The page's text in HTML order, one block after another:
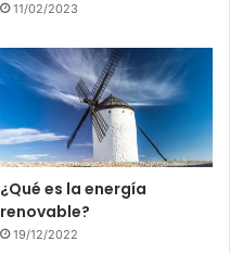
11/02/2023
¿Qué es la energía
renovable?
19/12/2022